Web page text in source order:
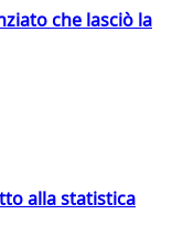
che lasciò la
alla statistica